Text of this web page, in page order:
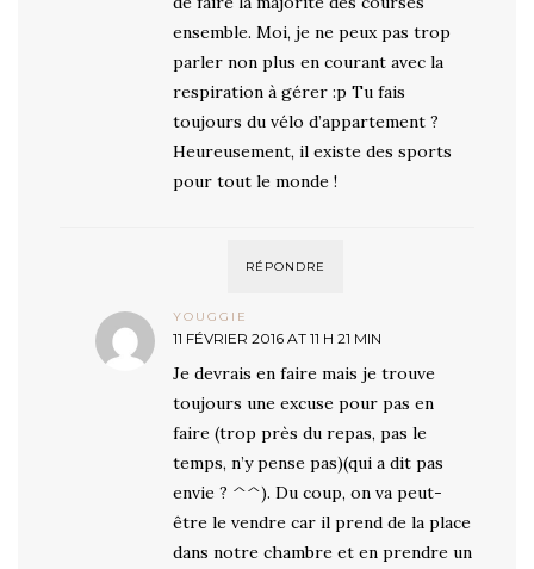
ensemble. Moi, je ne peux pas trop
parler non plus en courant avec la
respiration à gérer :p Tu fais
toujours du vélo d’appartement ?
Heureusement, il existe des sports
pour tout le monde !
RÉPONDRE
YOUGGIE
11 FÉVRIER 2016 AT 11 H 21 MIN
Je devrais en faire mais je trouve
toujours une excuse pour pas en
faire (trop près du repas, pas le
temps, n’y pense pas)(qui a dit pas
envie ? ^^). Du coup, on va peut-
être le vendre car il prend de la place
dans notre chambre et en prendre un